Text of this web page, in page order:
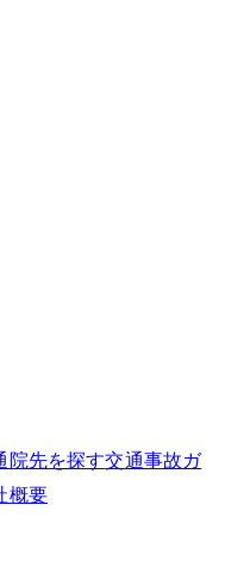
院先を探す交通事故ガ
概要